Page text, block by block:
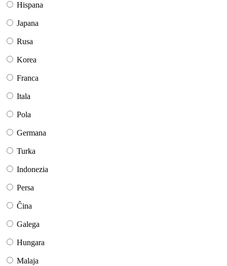
Hispana
Japana
Rusa
Korea
Franca
Itala
Pola
Germana
Turka
Indonezia
Persa
Ĉina
Galega
Hungara
Malaja